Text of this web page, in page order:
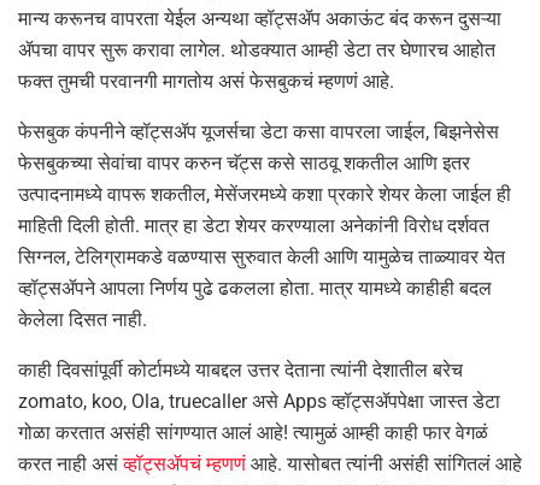
मान्य करूनच वापरता येईल अन्यथा व्हॉट्सॲप अकाऊंट बंद करून दुसऱ्या
ॲपचा वापर सुरू करावा लागेल. थोडक्यात आम्ही डेटा तर घेणारच आहोत
फक्त तुमची परवानगी मागतोय असं फेसबुकचं म्हणणं आहे.
फेसबुक कंपनीने व्हॉट्सॲप यूजर्सचा डेटा कसा वापरला जाईल, बिझनेसेस
फेसबुकच्या सेवांचा वापर करुन चॅट्स कसे साठवू शकतील आणि इतर
उत्पादनामध्ये वापरू शकतील, मेसेंजरमध्ये कशा प्रकारे शेयर केला जाईल ही
माहिती दिली होती. मात्र हा डेटा शेयर करण्याला अनेकांनी विरोध दर्शवत
सिग्नल, टेलिग्रामकडे वळण्यास सुरुवात केली आणि यामुळेच ताळ्यावर येत
व्हॉट्सॲपने आपला निर्णय पुढे ढकलला होता. मात्र यामध्ये काहीही बदल
केलेला दिसत नाही.
काही दिवसांपूर्वी कोर्टामध्ये याबद्दल उत्तर देताना त्यांनी देशातील बरेच
zomato, koo, Ola, truecaller असे Apps व्हॉट्सॲपपेक्षा जास्त डेटा
गोळा करतात असंही सांगण्यात आलं आहे! त्यामुळं आम्ही काही फार वेगळं
करत नाही असंव्हॉट्सॲपचं म्हणणं आहे. यासोबत त्यांनी असंही सांगितलं आहे